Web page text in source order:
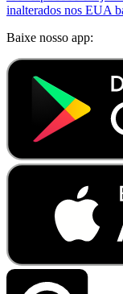
inalterados nos EUA
Baixe nosso app: